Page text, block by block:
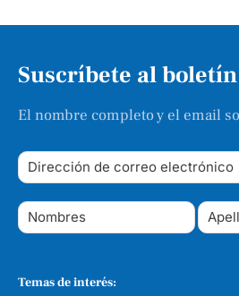
Suscríbete al boletín
El nombre completo y el email
Temas de interés: